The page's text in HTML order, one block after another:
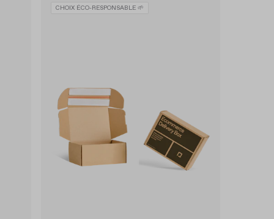
CHOIX ÉCO-RESPONSABLE 🌱